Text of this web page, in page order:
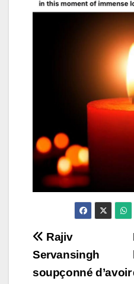
Post
navigation
Rajiv
Servansingh
soupçonné d’avoir